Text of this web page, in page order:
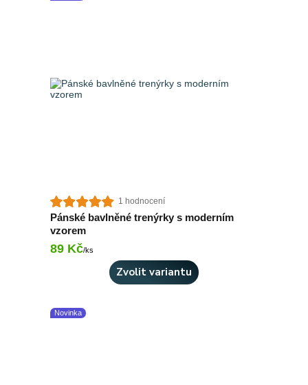
1 hodnocení
Pánské bavlněné trenýrky s moderním
vzorem
89 Kč/ks
Zvolit variantu
Novinka